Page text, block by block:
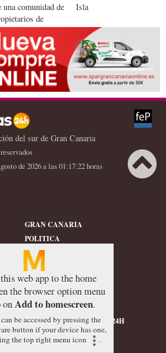
una comunidad de
de
es
no Penal
Isla
del sur de Gran Canaria
de 2026 a las 01:17:22 horas
GRAN CANARIA
POLITICA
DEPORTES
HISTORIA
CONFIDENCIAL
SERVICIOS
ÉTICA DE MASPALOMAS24H
FOTOGRAFIAS
web app to the home
the browser option menu
onAdd to homescreen.
be accessed by pressing the
button if your device has one,
the top right menu icon
.